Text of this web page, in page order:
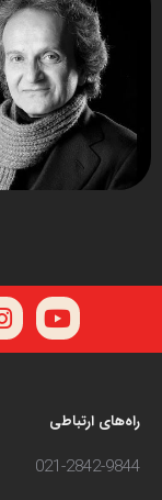
راه‌های ارتباطی
021-2842-9844